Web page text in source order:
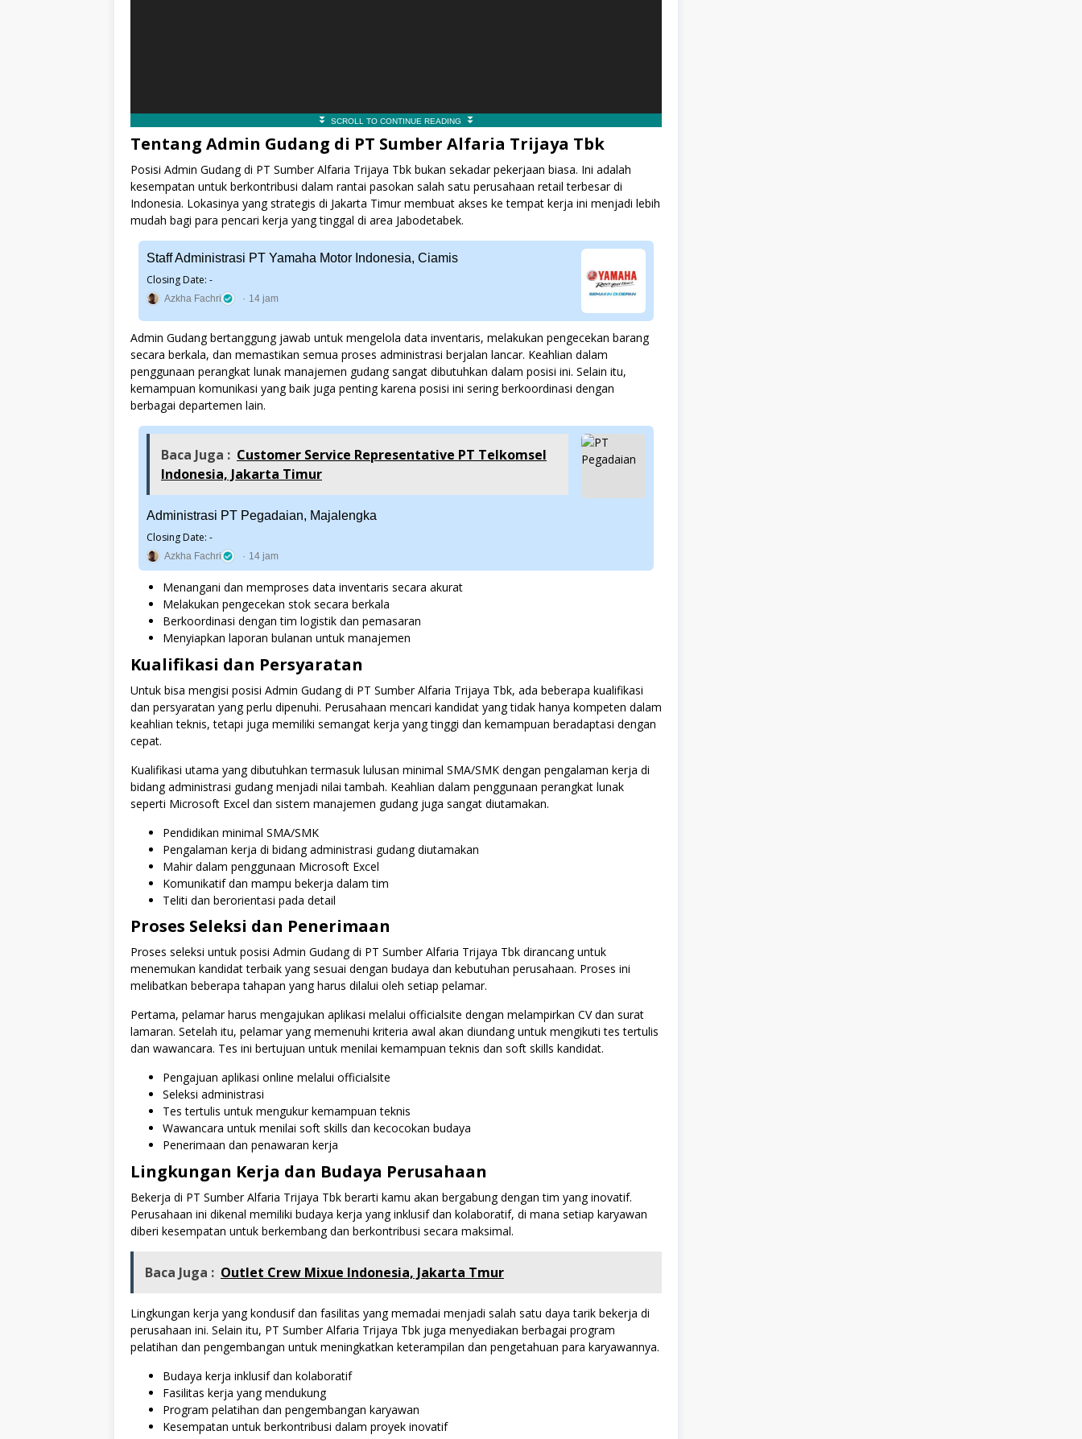
Tentang Admin Gudang di PT Sumber Alfaria Trijaya Tbk
Posisi Admin Gudang di PT Sumber Alfaria Trijaya Tbk bukan sekadar pekerjaan biasa. Ini adalah
kesempatan untuk berkontribusi dalam rantai pasokan salah satu perusahaan retail terbesar di
Indonesia. Lokasinya yang strategis di Jakarta Timur membuat akses ke tempat kerja ini menjadi lebih
mudah bagi para pencari kerja yang tinggal di area Jabodetabek.
Staff Administrasi PT Yamaha Motor Indonesia, Ciamis
Closing Date: -
Azkha Fachri 14 jam
Admin Gudang bertanggung jawab untuk mengelola data inventaris, melakukan pengecekan barang
secara berkala, dan memastikan semua proses administrasi berjalan lancar. Keahlian dalam
penggunaan perangkat lunak manajemen gudang sangat dibutuhkan dalam posisi ini. Selain itu,
kemampuan komunikasi yang baik juga penting karena posisi ini sering berkoordinasi dengan
berbagai departemen lain.
Baca Juga : Customer Service Representative PT Telkomsel
Indonesia, Jakarta Timur
Administrasi PT Pegadaian, Majalengka
Closing Date: -
Azkha Fachri 14 jam
Menangani dan memproses data inventaris secara akurat
Melakukan pengecekan stok secara berkala
Berkoordinasi dengan tim logistik dan pemasaran
Menyiapkan laporan bulanan untuk manajemen
Kualifikasi dan Persyaratan
Untuk bisa mengisi posisi Admin Gudang di PT Sumber Alfaria Trijaya Tbk, ada beberapa kualifikasi
dan persyaratan yang perlu dipenuhi. Perusahaan mencari kandidat yang tidak hanya kompeten dalam
keahlian teknis, tetapi juga memiliki semangat kerja yang tinggi dan kemampuan beradaptasi dengan
cepat.
Kualifikasi utama yang dibutuhkan termasuk lulusan minimal SMA/SMK dengan pengalaman kerja di
bidang administrasi gudang menjadi nilai tambah. Keahlian dalam penggunaan perangkat lunak
seperti Microsoft Excel dan sistem manajemen gudang juga sangat diutamakan.
Pendidikan minimal SMA/SMK
Pengalaman kerja di bidang administrasi gudang diutamakan
Mahir dalam penggunaan Microsoft Excel
Komunikatif dan mampu bekerja dalam tim
Teliti dan berorientasi pada detail
Proses Seleksi dan Penerimaan
Proses seleksi untuk posisi Admin Gudang di PT Sumber Alfaria Trijaya Tbk dirancang untuk
menemukan kandidat terbaik yang sesuai dengan budaya dan kebutuhan perusahaan. Proses ini
melibatkan beberapa tahapan yang harus dilalui oleh setiap pelamar.
Pertama, pelamar harus mengajukan aplikasi melalui officialsite dengan melampirkan CV dan surat
lamaran. Setelah itu, pelamar yang memenuhi kriteria awal akan diundang untuk mengikuti tes tertulis
dan wawancara. Tes ini bertujuan untuk menilai kemampuan teknis dan soft skills kandidat.
Pengajuan aplikasi online melalui officialsite
Seleksi administrasi
Tes tertulis untuk mengukur kemampuan teknis
Wawancara untuk menilai soft skills dan kecocokan budaya
Penerimaan dan penawaran kerja
Lingkungan Kerja dan Budaya Perusahaan
Bekerja di PT Sumber Alfaria Trijaya Tbk berarti kamu akan bergabung dengan tim yang inovatif.
Perusahaan ini dikenal memiliki budaya kerja yang inklusif dan kolaboratif, di mana setiap karyawan
diberi kesempatan untuk berkembang dan berkontribusi secara maksimal.
Baca Juga : Outlet Crew Mixue Indonesia, Jakarta Tmur
Lingkungan kerja yang kondusif dan fasilitas yang memadai menjadi salah satu daya tarik bekerja di
perusahaan ini. Selain itu, PT Sumber Alfaria Trijaya Tbk juga menyediakan berbagai program
pelatihan dan pengembangan untuk meningkatkan keterampilan dan pengetahuan para karyawannya.
Budaya kerja inklusif dan kolaboratif
Fasilitas kerja yang mendukung
Program pelatihan dan pengembangan karyawan
Kesempatan untuk berkontribusi dalam proyek inovatif